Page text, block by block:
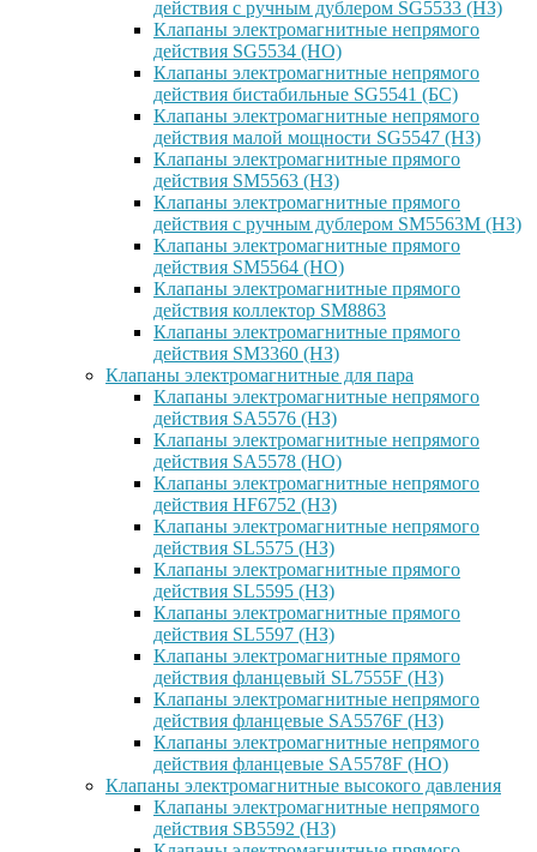
действия с ручным дублером SG5533 (НЗ)
Клапаны электромагнитные непрямого
действия SG5534 (НО)
Клапаны электромагнитные непрямого
действия бистабильные SG5541 (БС)
Клапаны электромагнитные непрямого
действия малой мощности SG5547 (НЗ)
Клапаны электромагнитные прямого
действия SM5563 (НЗ)
Клапаны электромагнитные прямого
действия с ручным дублером SM5563M (НЗ)
Клапаны электромагнитные прямого
действия SM5564 (НО)
Клапаны электромагнитные прямого
дейcтвия коллектор SM8863
Клапаны электромагнитные прямого
действия SM3360 (НЗ)
Клапаны электромагнитные для пара
Клапаны электромагнитные непрямого
действия SA5576 (НЗ)
Клапаны электромагнитные непрямого
действия SA5578 (НО)
Клапаны электромагнитные непрямого
действия HF6752 (НЗ)
Клапаны электромагнитные непрямого
действия SL5575 (НЗ)
Клапаны электромагнитные прямого
действия SL5595 (НЗ)
Клапаны электромагнитные прямого
действия SL5597 (НЗ)
Клапаны электромагнитные прямого
действия фланцевый SL7555F (НЗ)
Клапаны электромагнитные непрямого
действия фланцевые SA5576F (НЗ)
Клапаны электромагнитные непрямого
действия фланцевые SA5578F (НО)
Клапаны электромагнитные высокого давления
Клапаны электромагнитные непрямого
действия SB5592 (НЗ)